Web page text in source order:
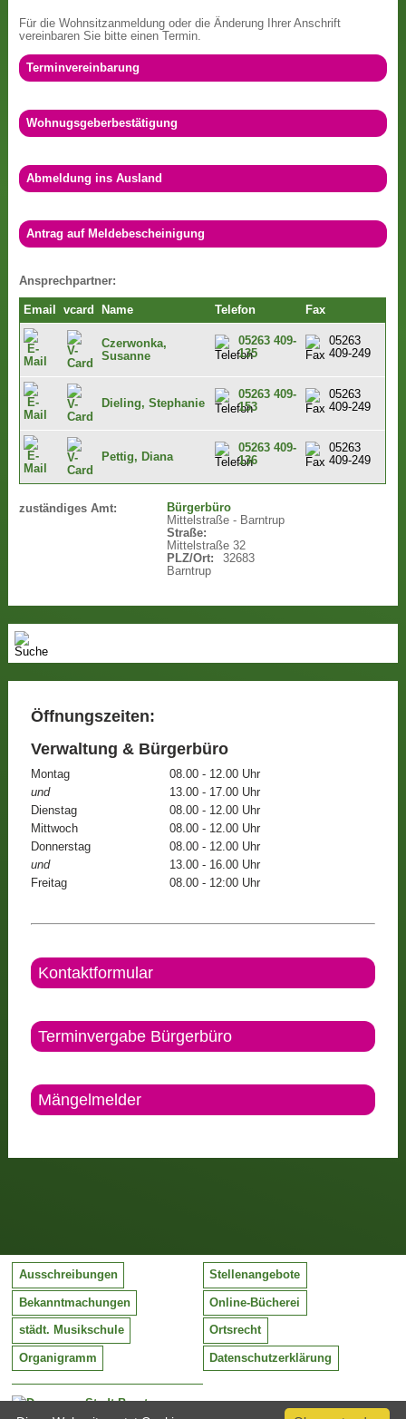
Für die Wohnsitzanmeldung oder die Änderung Ihrer Anschrift
vereinbaren Sie bitte einen Termin.
Terminvereinbarung
Wohnugsgeberbestätigung
Abmeldung ins Ausland
Antrag auf Meldebescheinigung
Ansprechpartner:
Email vcard Name Telefon Fax
Czerwonka,
Susanne
05263 409-
135
05263
409-249
Dieling, Stephanie
05263 409-
153
05263
409-249
Pettig, Diana
05263 409-
136
05263
409-249
zuständiges Amt:
Bürgerbüro
Mittelstraße - Barntrup
Straße:
Mittelstraße 32
PLZ/Ort:
32683
Barntrup
Öffnungszeiten:
Verwaltung & Bürgerbüro
Montag
08.00 - 12.00 Uhr
und
13.00 - 17.00 Uhr
Dienstag
08.00 - 12.00 Uhr
Mittwoch
08.00 - 12.00 Uhr
Donnerstag
08.00 - 12.00 Uhr
und
13.00 - 16.00 Uhr
Freitag
08.00 - 12:00 Uhr
Kontaktformular
Terminvergabe Bürgerbüro
Mängelmelder
Stadt Barntrup
Ausschreibungen Stellenangebote
Bekanntmachungen Online-Bücherei
städt. Musikschule Ortsrecht
Organigramm Datenschutzerklärung